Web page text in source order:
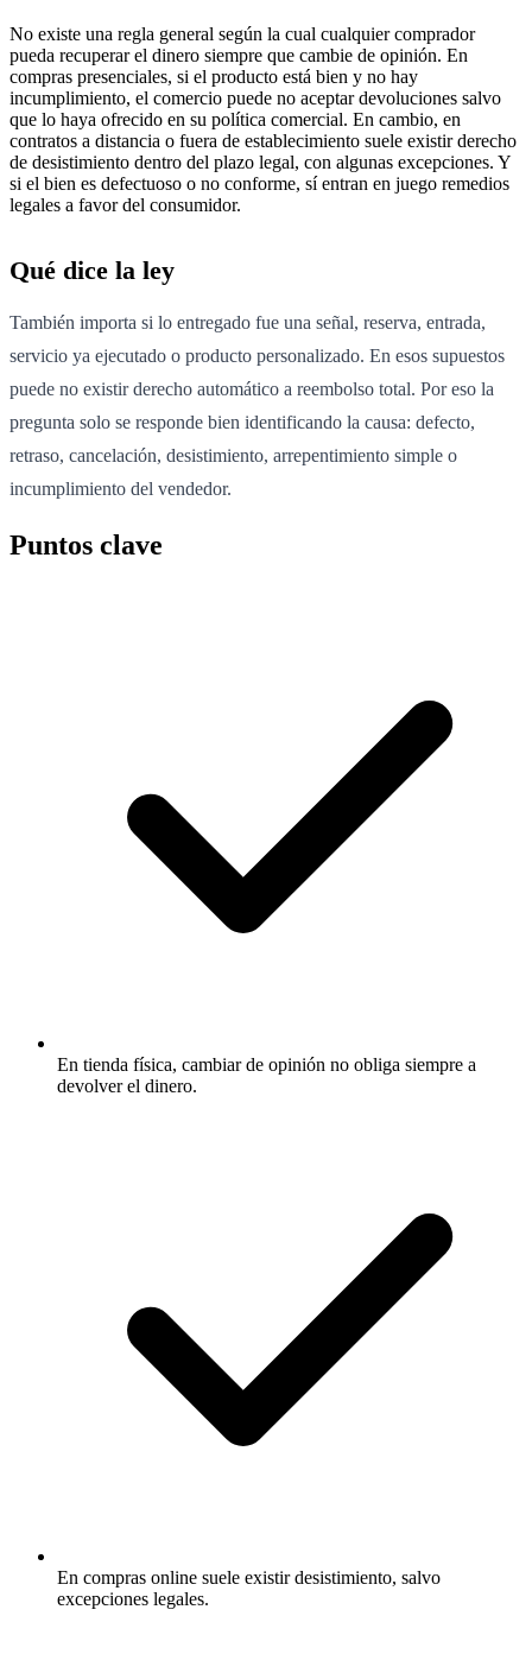
No existe una regla general según la cual cualquier comprador
pueda recuperar el dinero siempre que cambie de opinión. En
compras presenciales, si el producto está bien y no hay
incumplimiento, el comercio puede no aceptar devoluciones salvo
que lo haya ofrecido en su política comercial. En cambio, en
contratos a distancia o fuera de establecimiento suele existir derecho
de desistimiento dentro del plazo legal, con algunas excepciones. Y
si el bien es defectuoso o no conforme, sí entran en juego remedios
legales a favor del consumidor.
Qué dice la ley
También importa si lo entregado fue una señal, reserva, entrada,
servicio ya ejecutado o producto personalizado. En esos supuestos
puede no existir derecho automático a reembolso total. Por eso la
pregunta solo se responde bien identificando la causa: defecto,
retraso, cancelación, desistimiento, arrepentimiento simple o
incumplimiento del vendedor.
Puntos clave
En tienda física, cambiar de opinión no obliga siempre a
devolver el dinero.
En compras online suele existir desistimiento, salvo
excepciones legales.